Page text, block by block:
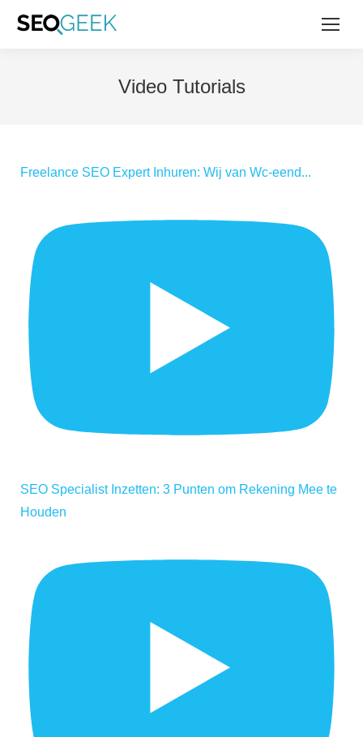
Video Tutorials
Freelance SEO Expert Inhuren: Wij van Wc-eend...
SEO Specialist Inzetten: 3 Punten om Rekening Mee te
Houden